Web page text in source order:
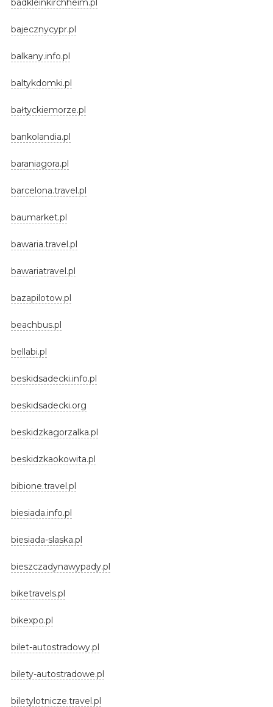
badkleinkirchheim.pl
bajecznycypr.pl
balkany.info.pl
baltykdomki.pl
bałtyckiemorze.pl
bankolandia.pl
baraniagora.pl
barcelona.travel.pl
baumarket.pl
bawaria.travel.pl
bawariatravel.pl
bazapilotow.pl
beachbus.pl
bellabi.pl
beskidsadecki.info.pl
beskidsadecki.org
beskidzkagorzalka.pl
beskidzkaokowita.pl
bibione.travel.pl
biesiada.info.pl
biesiada-slaska.pl
bieszczadynawypady.pl
biketravels.pl
bikexpo.pl
bilet-autostradowy.pl
bilety-autostradowe.pl
biletylotnicze.travel.pl